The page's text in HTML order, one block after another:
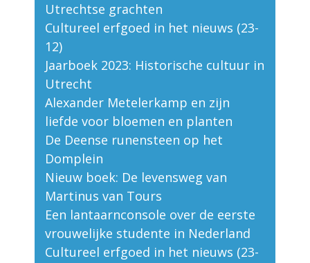
Utrechtse grachten
Cultureel erfgoed in het nieuws (23-
12)
Jaarboek 2023: Historische cultuur in
Utrecht
Alexander Metelerkamp en zijn
liefde voor bloemen en planten
De Deense runensteen op het
Domplein
Nieuw boek: De levensweg van
Martinus van Tours
Een lantaarnconsole over de eerste
vrouwelijke studente in Nederland
Cultureel erfgoed in het nieuws (23-